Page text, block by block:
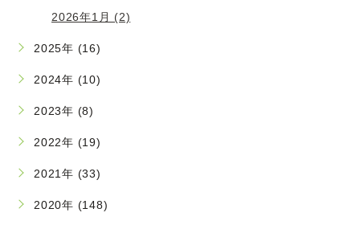
2026年1月 (2)
2025年 (16)
2024年 (10)
2023年 (8)
2022年 (19)
2021年 (33)
2020年 (148)